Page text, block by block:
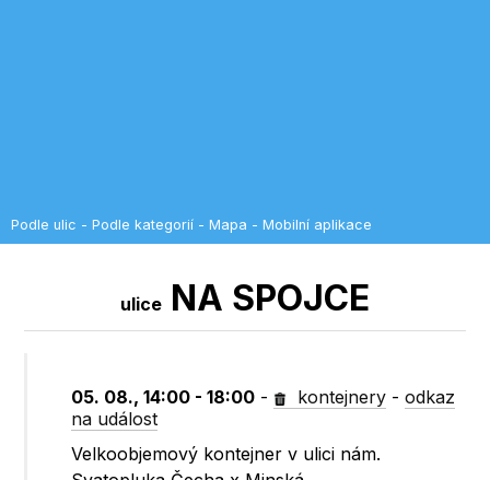
Podle ulic - Podle kategorií - Mapa - Mobilní aplikace
ulice NA SPOJCE
05. 08., 14:00 - 18:00 - kontejnery -odkaz
na událost
Velkoobjemový kontejner v ulici nám.